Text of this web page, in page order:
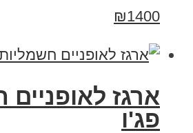
₪1400
ארגז
פג'ו